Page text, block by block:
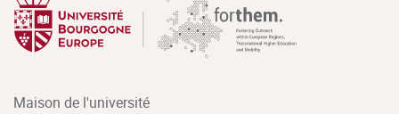
Maison de l'université